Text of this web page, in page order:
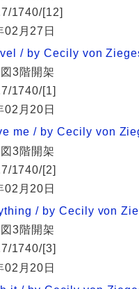
1740/[12]
月27日
/ by Cecily von
3階開架
1740/[1]
月20日
me / by Cecily von
3階開架
1740/[2]
月20日
/ by Cecily von
3階開架
1740/[3]
月20日